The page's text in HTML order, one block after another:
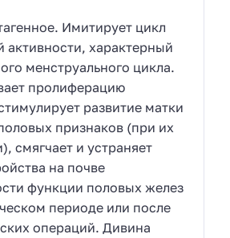
Имитирует цикл
активности, характерный
менструального цикла.
пролиферацию
развитие матки
признаков (при их
смягчает и устраняет
на почве
функции половых желез
периоде или после
операций. Дивина